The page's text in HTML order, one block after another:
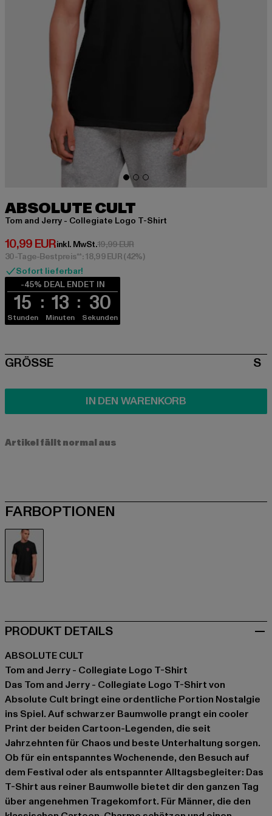
ABSOLUTE CULT
Tom and Jerry - Collegiate Logo T-Shirt
10,99 EUR
Derzeitiger Preis: 10,99 EUR
inkl. MwSt.19,99 EURAktionspreis: 19,99 EUR
30-Tage-Bestpreis**: 18,99 EUR(42%)
Sofort lieferbar!
-45% DEAL ENDET IN
15
Stunden
13
Minuten
30
Sekunden
SIZE
GRÖSSE S
IN DEN WARENKORB
Artikel fällt normal aus
FARBOPTIONEN
PRODUKT DETAILS
ABSOLUTE CULT
Tom and Jerry - Collegiate Logo T-Shirt
Das Tom and Jerry - Collegiate Logo T-Shirt von
Absolute Cult bringt eine ordentliche Portion Nostalgie
ins Spiel. Auf schwarzer Baumwolle prangt ein cooler
Print der beiden Cartoon-Legenden, die seit
Jahrzehnten für Chaos und beste Unterhaltung sorgen.
Ob für ein entspanntes Wochenende, den Besuch auf
dem Festival oder als entspannter Alltagsbegleiter: Das
T-Shirt aus reiner Baumwolle bietet dir den ganzen Tag
über angenehmen Tragekomfort. Für Männer, die den